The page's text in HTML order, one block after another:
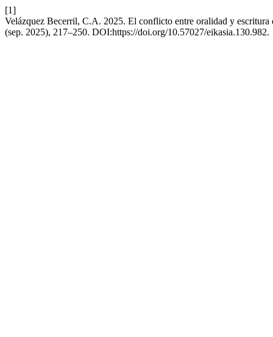
[1]
Velázquez Becerril, C.A. 2025. El conflicto entre oralidad y
(sep. 2025), 217–250. DOI:https://doi.org/10.57027/eikasia.130.982.